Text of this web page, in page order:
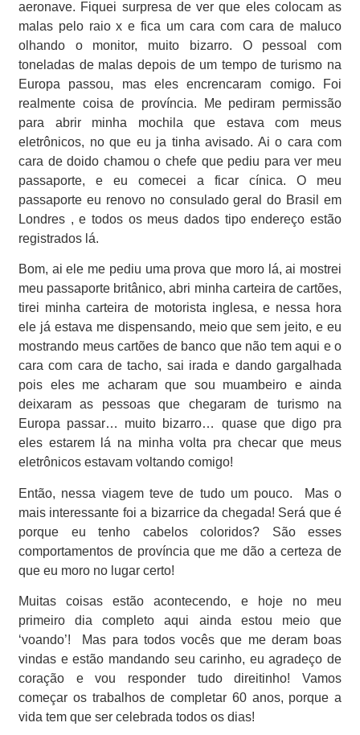
aeronave. Fiquei surpresa de ver que eles colocam as
malas pelo raio x e fica um cara com cara de maluco
olhando o monitor, muito bizarro. O pessoal com
toneladas de malas depois de um tempo de turismo na
Europa passou, mas eles encrencaram comigo. Foi
realmente coisa de província. Me pediram permissão
para abrir minha mochila que estava com meus
eletrônicos, no que eu ja tinha avisado. Ai o cara com
cara de doido chamou o chefe que pediu para ver meu
passaporte, e eu comecei a ficar cínica. O meu
passaporte eu renovo no consulado geral do Brasil em
Londres , e todos os meus dados tipo endereço estão
registrados lá.
Bom, ai ele me pediu uma prova que moro lá, ai mostrei
meu passaporte britânico, abri minha carteira de cartões,
tirei minha carteira de motorista inglesa, e nessa hora
ele já estava me dispensando, meio que sem jeito, e eu
mostrando meus cartões de banco que não tem aqui e o
cara com cara de tacho, sai irada e dando gargalhada
pois eles me acharam que sou muambeiro e ainda
deixaram as pessoas que chegaram de turismo na
Europa passar… muito bizarro… quase que digo pra
eles estarem lá na minha volta pra checar que meus
eletrônicos estavam voltando comigo!
Então, nessa viagem teve de tudo um pouco.
Mas o
mais interessante foi a bizarrice da chegada! Será que é
porque eu tenho cabelos coloridos? São esses
comportamentos de província que me dão a certeza de
que eu moro no lugar certo!
Muitas coisas estão acontecendo, e hoje no meu
primeiro dia completo aqui ainda estou meio que
‘voando’!
Mas para todos vocês que me deram boas
vindas e estão mandando seu carinho, eu agradeço de
coração e vou responder tudo direitinho! Vamos
começar os trabalhos de completar 60 anos, porque a
vida tem que ser celebrada todos os dias!